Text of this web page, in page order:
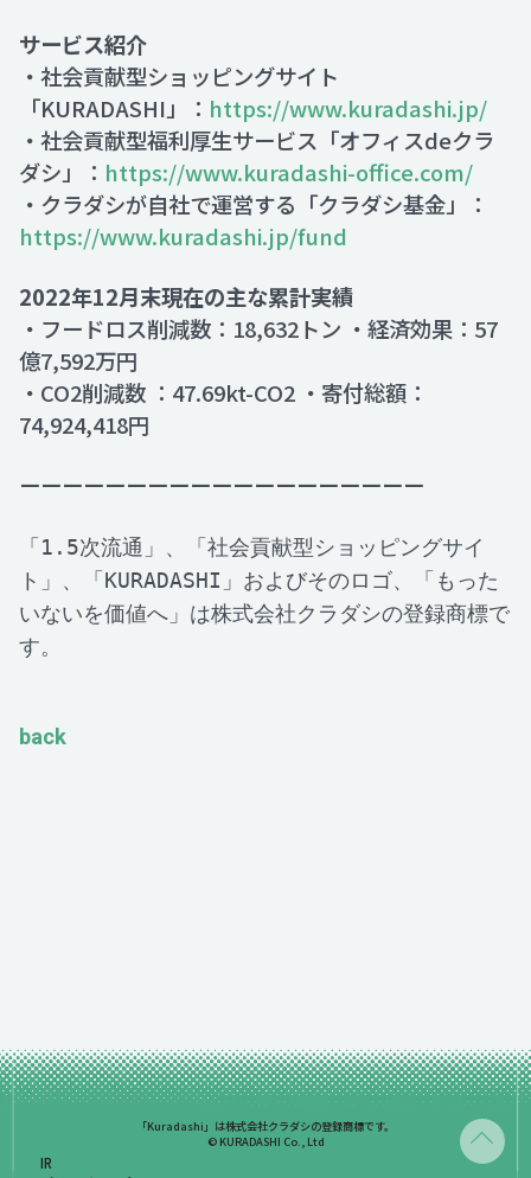
サービス紹介
・社会貢献型ショッピングサイト
「KURADASHI」： https://www.kuradashi.jp/
・社会貢献型福利厚生サービス「オフィスdeクラ
ダシ」： https://www.kuradashi-office.com/
・クラダシが自社で運営する「クラダシ基金」：
https://www.kuradashi.jp/fund
2022年12月末現在の主な累計実績
・フードロス削減数：18,632トン ・経済効果：57
億7,592万円
・CO2削減数 ：47.69kt-CO2 ・寄付総額：
74,924,418円
ーーーーーーーーーーーーーーーーーーー
「1.5次流通」、「社会貢献型ショッピングサイ
ト」、「KURADASHI」およびそのロゴ、「もった
いないを価値へ」は株式会社クラダシの登録商標で
す。
back
「Kuradashi」は株式会社クラダシの登録商標です。
© KURADASHI Co., Ltd
IR